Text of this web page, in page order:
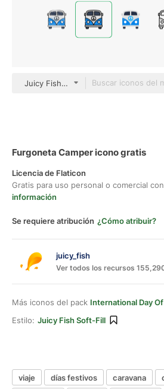
Juicy Fish Soft-fill
Furgoneta Camper icono gratis
Licencia de Flaticon
Gratis para uso personal o comercial
información
Se requiere atribución ¿Cómo atribuir?
juicy_fish
Ver todos los recursos
Más iconos del pack International Day
Estilo: Juicy Fish Soft-Fill
viaje días festivos caravana